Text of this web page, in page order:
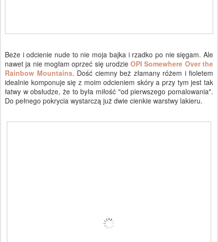
Beże i odcienie nude to nie moja bajka i rzadko po nie sięgam. Ale
nawet ja nie mogłam oprzeć się urodzieOPI Somewhere Over the
Rainbow Mountains. Dość ciemny beż złamany różem i fioletem
idealnie komponuje się z moim odcieniem skóry a przy tym jest tak
łatwy w obsłudze, że to była miłość "od pierwszego pomalowania".
Do pełnego pokrycia wystarczą już dwie cienkie warstwy lakieru.